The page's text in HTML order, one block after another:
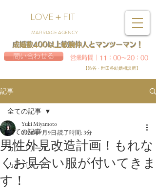
LOVE＋FIT
MARRIAGE AGENCY
問い合わせる
【渋谷・世田谷結婚相談所】
成婚数400以上敏腕仲人とマンツーマン！
営業時間｜11：00～20：00
記事
全ての記事
カテゴリー 1
カテゴリー 2
全ての記事
男性外見改造計画！もれな
くお見合い服が付いてきま
す！
Yuki Miyamoto
2020年7月9日 読了時間: 3分